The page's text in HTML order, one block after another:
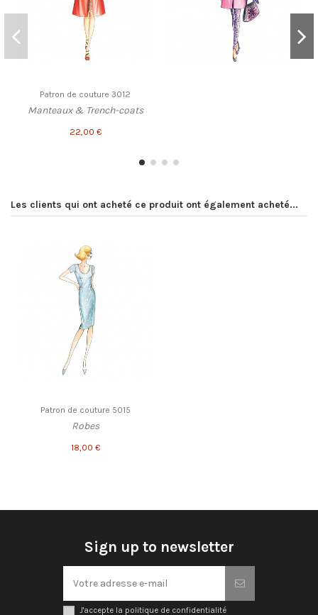
Patron de couture 3012
Manteaux & Trench-coats
22,00 €
Les clients qui ont acheté ce produit ont également acheté...
Patron de couture 5015
Robes
18,00 €
Sign up to newsletter
J'accepte la politique de confidentialité